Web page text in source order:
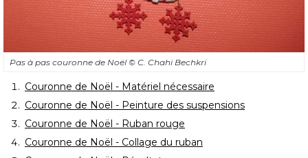
Pas à pas couronne de Noël © C. Chahi Bechkri
Couronne de Noël - Matériel nécessaire
Couronne de Noël - Peinture des suspensions
Couronne de Noël - Ruban rouge
Couronne de Noël - Collage du ruban